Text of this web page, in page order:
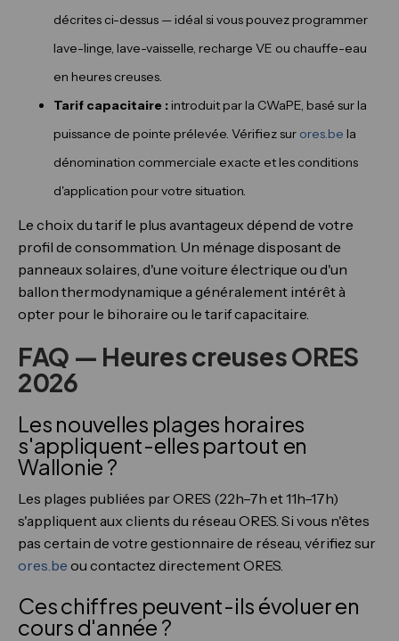
décrites ci-dessus — idéal si vous pouvez programmer
lave-linge, lave-vaisselle, recharge VE ou chauffe-eau
en heures creuses.
Tarif capacitaire : introduit par la CWaPE, basé sur la
puissance de pointe prélevée. Vérifiez sur ores.be la
dénomination commerciale exacte et les conditions
d'application pour votre situation.
Le choix du tarif le plus avantageux dépend de votre
profil de consommation. Un ménage disposant de
panneaux solaires, d'une voiture électrique ou d'un
ballon thermodynamique a généralement intérêt à
opter pour le bihoraire ou le tarif capacitaire.
FAQ — Heures creuses ORES
2026
Les nouvelles plages horaires
s'appliquent-elles partout en
Wallonie ?
Les plages publiées par ORES (22h–7h et 11h–17h)
s'appliquent aux clients du réseau ORES. Si vous n'êtes
pas certain de votre gestionnaire de réseau, vérifiez sur
ores.be ou contactez directement ORES.
Ces chiffres peuvent-ils évoluer en
cours d'année ?